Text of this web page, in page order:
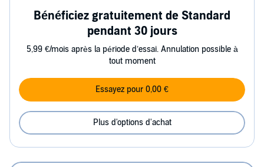
Bénéficiez gratuitement de Standard
pendant 30 jours
5,99 €/mois après la période d’essai. Annulation possible à
tout moment
Essayez pour 0,00 €
Plus d'options d'achat